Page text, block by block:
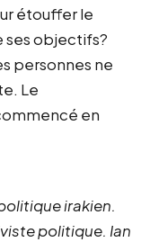
étouffer le
ses objectifs?
personnes ne
Le
en
irakien.
politique. Ian